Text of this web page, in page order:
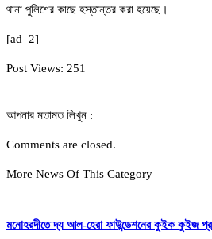
থানা পুলিশের কাছে হস্তান্তর করা হয়েছে।
[ad_2]
Post Views: 251
আপনার মতামত লিখুন :
Comments are closed.
More News Of This Category
মনোহরদীতে দ্য আল-হেরা ফাউন্ডেশনের কুইক কুইজ